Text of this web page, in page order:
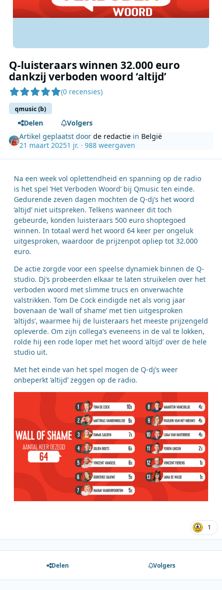
Q-luisteraars winnen 32.000 euro
dankzij verboden woord ‘altijd’
(0 recensies)
qmusic (b)
Delen
Volgers
Artikel geplaatst doorde redactie in België
21 maart 20251 jr. · 988 weergaven
Na een week vol oplettendheid en spanning op de radio
is het spel ‘Het Verboden Woord’ bij Qmusic ten einde.
Gedurende zeven dagen mochten de Q-dj’s het woord
‘altijd’ niet uitspreken. Telkens wanneer dit toch
gebeurde, konden luisteraars 500 euro shoptegoed
winnen. In totaal werd het woord 64 keer per ongeluk
uitgesproken, waardoor de prijzenpot opliep tot 32.000
euro.
De actie zorgde voor een speelse dynamiek binnen de Q-
studio. Dj’s probeerden elkaar te laten struikelen over het
verboden woord met slimme trucs en onverwachte
valstrikken. Tom De Cock eindigde net als vorig jaar
bovenaan de ‘wall of shame’ met tien uitgesproken
‘altijds’, waarmee hij de luisteraars het meeste prijzengeld
opleverde. Om zijn collega’s eveneens in de val te lokken,
rolde hij een rode loper met het woord ‘altijd’ over de hele
studio uit.
Met het einde van het spel mogen de Q-dj’s weer
onbeperkt ‘altijd’ zeggen op de radio.
1
Delen Volgers